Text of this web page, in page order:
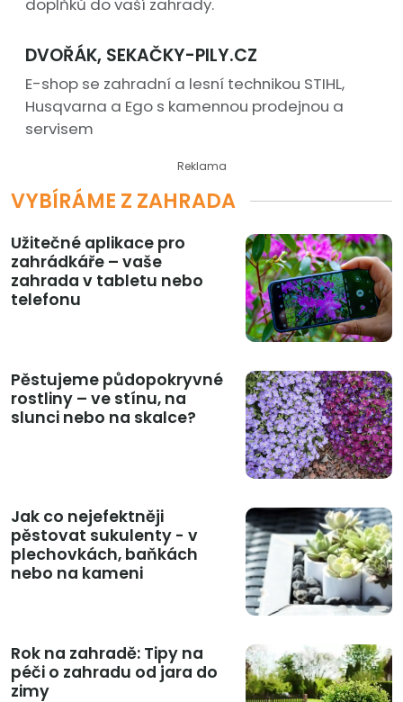
doplňků do vaší zahrady.
DVOŘÁK, SEKAČKY-PILY.CZ
E-shop se zahradní a lesní technikou STIHL,
Husqvarna a Ego s kamennou prodejnou a
servisem
Reklama
VYBÍRÁME Z ZAHRADA
Užitečné aplikace pro
zahrádkáře – vaše
zahrada v tabletu nebo
telefonu
Pěstujeme půdopokryvné
rostliny – ve stínu, na
slunci nebo na skalce?
Jak co nejefektněji
pěstovat sukulenty - v
plechovkách, baňkách
nebo na kameni
Rok na zahradě: Tipy na
péči o zahradu od jara do
zimy